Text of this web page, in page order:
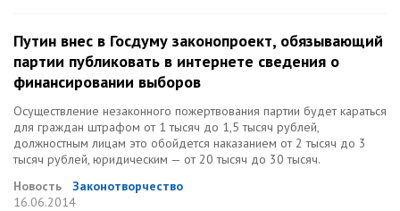
Путин внес в Госдуму законопроект, обязывающий
партии публиковать в интернете сведения о
финансировании выборов
Осуществление незаконного пожертвования партии будет караться
для граждан штрафом от 1 тысяч до 1,5 тысяч рублей,
должностным лицам это обойдется наказанием от 2 тысяч до 3
тысяч рублей, юридическим — от 20 тысяч до 30 тысяч.
Новость
Законотворчество
16.06.2014